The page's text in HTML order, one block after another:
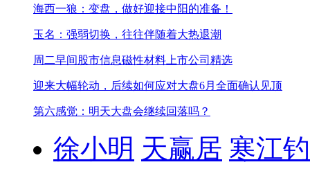
海西一狼：变盘，做好迎接中阳的准备！
玉名：强弱切换，往往伴随着大热退潮
周二早间股市信息磁性材料上市公司精选
迎来大幅轮动，后续如何应对大盘6月全面确认见顶
第六感觉：明天大盘会继续回落吗？
徐小明 天赢居 寒江